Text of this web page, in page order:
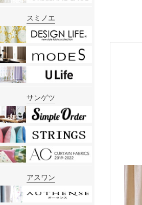
スミノエ
サンゲツ
アスワン